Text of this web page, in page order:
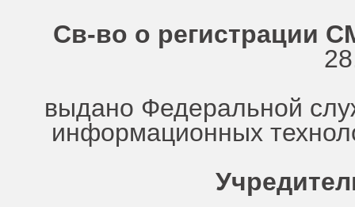
Св-во о регистрации
выдано Федеральной
информационных